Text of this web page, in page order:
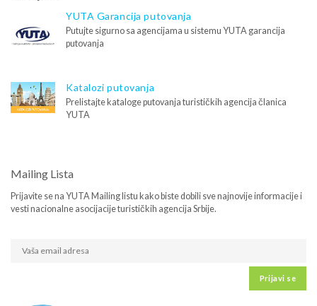
YUTA Garancija putovanja
Putujte sigurno sa agencijama u sistemu YUTA garancija
putovanja
Katalozi putovanja
Prelistajte kataloge putovanja turističkih agencija članica
YUTA
Mailing Lista
Prijavite se na YUTA Mailing listu kako biste dobili sve najnovije informacije i
vesti nacionalne asocijacije turističkih agencija Srbije.
Prijavi se